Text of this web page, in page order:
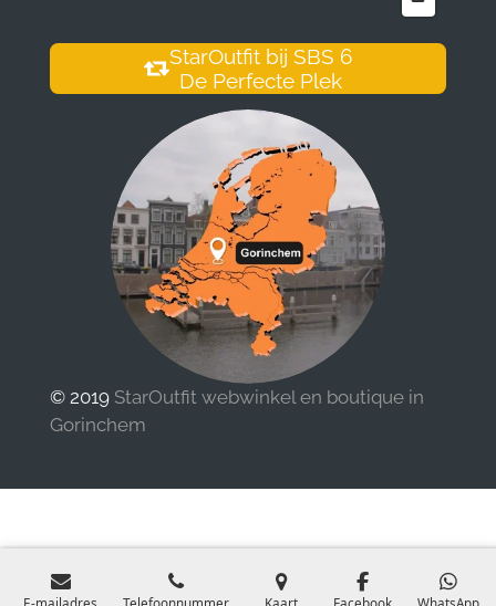
StarOutfit bij SBS 6
De Perfecte Plek
© 2019 StarOutfit webwinkel en boutique in
Gorinchem